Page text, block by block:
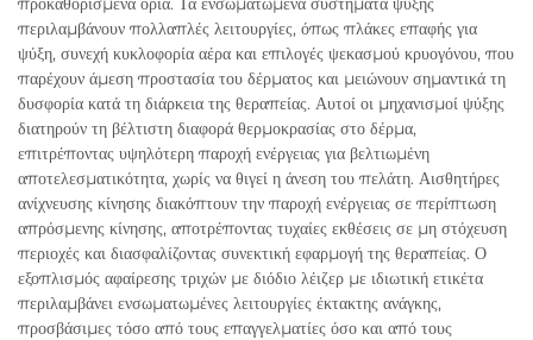
περιλαμβάνουν πολλαπλές λειτουργίες, όπως πλάκες επαφής για
ψύξη, συνεχή κυκλοφορία αέρα και επιλογές ψεκασμού κρυογόνου, που
παρέχουν άμεση προστασία του δέρματος και μειώνουν σημαντικά τη
δυσφορία κατά τη διάρκεια της θεραπείας. Αυτοί οι μηχανισμοί ψύξης
διατηρούν τη βέλτιστη διαφορά θερμοκρασίας στο δέρμα,
επιτρέποντας υψηλότερη παροχή ενέργειας για βελτιωμένη
αποτελεσματικότητα, χωρίς να θιγεί η άνεση του πελάτη. Αισθητήρες
ανίχνευσης κίνησης διακόπτουν την παροχή ενέργειας σε περίπτωση
απρόσμενης κίνησης, αποτρέποντας τυχαίες εκθέσεις σε μη στόχευση
περιοχές και διασφαλίζοντας συνεκτική εφαρμογή της θεραπείας. Ο
εξοπλισμός αφαίρεσης τριχών με διόδιο λέιζερ με ιδιωτική ετικέτα
περιλαμβάνει ενσωματωμένες λειτουργίες έκτακτης ανάγκης,
προσβάσιμες τόσο από τους επαγγελματίες όσο και από τους